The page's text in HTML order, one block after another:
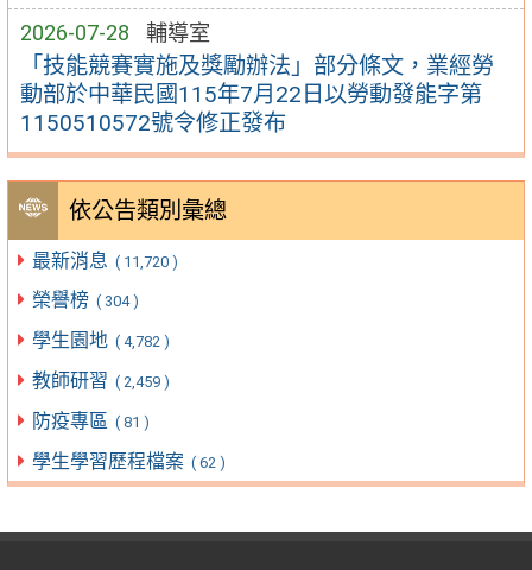
2026-07-28 輔導室
「技能競賽實施及獎勵辦法」部分條文，業經勞
動部於中華民國115年7月22日以勞動發能字第
1150510572號令修正發布
依公告類別彙總
最新消息 ( 11,720 )
榮譽榜 ( 304 )
學生園地 ( 4,782 )
教師研習 ( 2,459 )
防疫專區 ( 81 )
學生學習歷程檔案 ( 62 )